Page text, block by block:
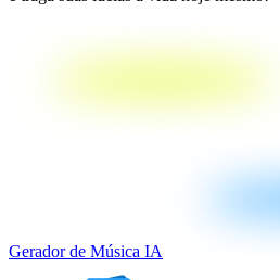
Gerador de Música IA